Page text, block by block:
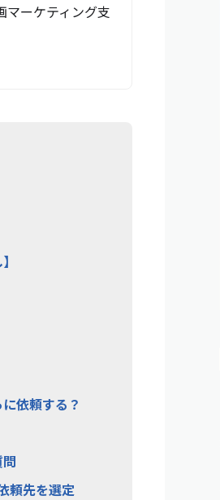
マーケティング支
依頼する？
頼先を選定